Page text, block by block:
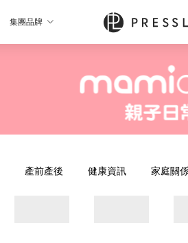
集團品牌
產前產後 健康資訊 家庭關